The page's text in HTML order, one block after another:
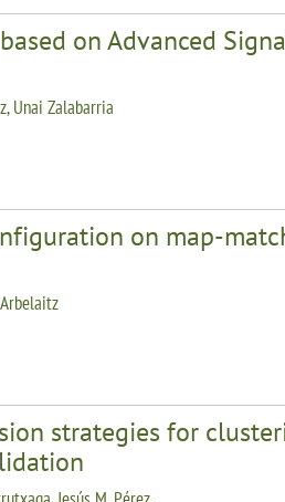
on Advanced
Unai Zalabarria
on map-
strategies for